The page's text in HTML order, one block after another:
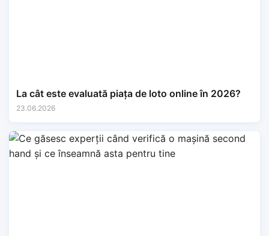
La cât este evaluată piața de loto online în 2026?
23.06.2026